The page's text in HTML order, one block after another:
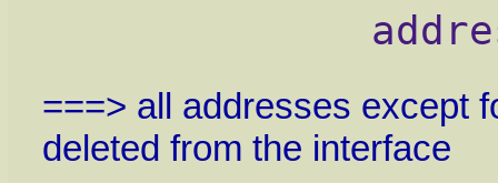
address
===> all addresses except
deleted from the interface